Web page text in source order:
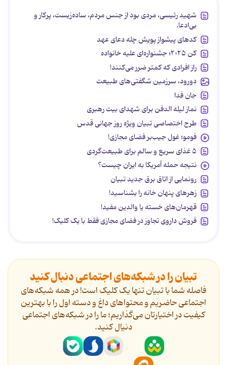
شهید رئیسی، مردی بود از جنس مردم، ساده‌زیست، پرکار و
بی‌ادعا.
کدهای پیشواز پویش چله دعای عهد
کن ۲۰۲۵؛ جشنواره‌ای علیه خانواده
راز افرادی که کمتر ضرر می‌کنند!
دورود، سرزمین شگفتی‌های طبیعت
جان فدا
نماز لیله الدفن برای شهدای بیت رهبری
طرح اختصاصی تبیان ویژه روز جهانی قدس
فومو؛ غول جیب‌بر فضای مجازی!
۵ غذای سریع و سالم برای طبیعت‌گردی
نتیجه حمله آمریکا به ایران چیست؟
رونمایی از اتاق برق جدید تبیان
زهرهای پنهان خانه را بشناسید!
قهرمان‌های خسته یا والدین مفید!
فروش داروی تجاوز در فضای مجازی فقط با یک کلیک!
تبیان را در شبکه‌های اجتماعی دنبال کنید
فاصله شما با تبیان تنها یک کلیک است! در همه شبکه‌های
اجتماعی حاضریم و محتواهای داغ و دسته اول را با بهترین
کیفیت در اختیارتان می‌گذاریم؛ ما را در شبکه‌های اجتماعی
دنیال کنید.